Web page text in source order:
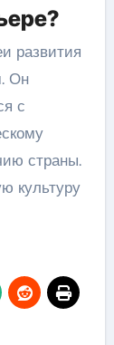
развития
Он
с
страны.
культуру